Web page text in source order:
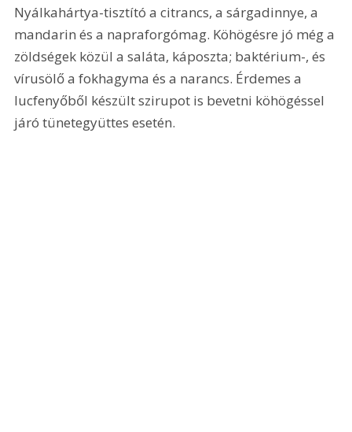
Nyálkahártya-tisztító a citrancs, a sárgadinnye, a
mandarin és a napraforgómag. Köhögésre jó még a
zöldségek közül a saláta, káposzta; baktérium-, és
vírusölő a fokhagyma és a narancs. Érdemes a
lucfenyőből készült szirupot is bevetni köhögéssel
járó tünetegyüttes esetén.